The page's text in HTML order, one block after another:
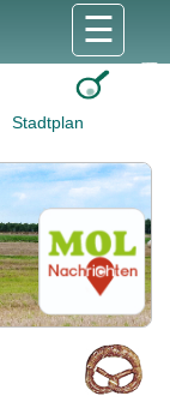
Stadtplan
☰